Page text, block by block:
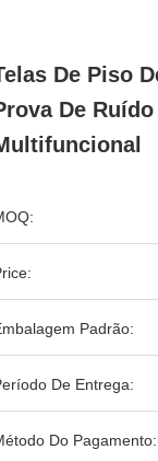
De Piso
De
Padrão:
De Entrega:
Do Pagamento: